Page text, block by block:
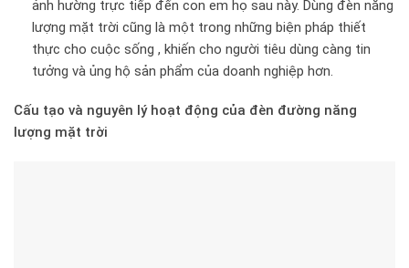
ảnh hường trực tiếp đến con em họ sau này. Dùng đèn năng
lượng mặt trời cũng là một trong những biện pháp thiết
thực cho cuộc sống , khiến cho người tiêu dùng càng tin
tưởng và ủng hộ sản phẩm của doanh nghiệp hơn.
Cấu tạo và nguyên lý hoạt động của đèn đường năng
lượng mặt trời